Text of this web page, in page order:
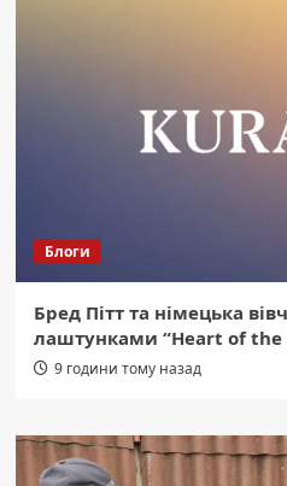
Блоги
Бред Пітт та німецька
лаштунками “Heart of the
9 години тому назад